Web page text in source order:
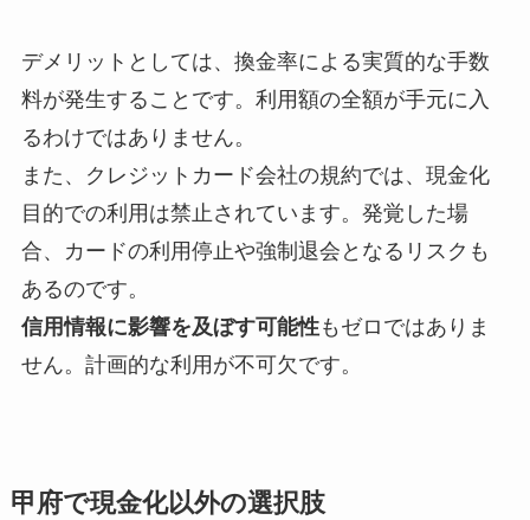
デメリットとしては、換金率による実質的な手数
料が発生することです。利用額の全額が手元に入
るわけではありません。
また、クレジットカード会社の規約では、現金化
目的での利用は禁止されています。発覚した場
合、カードの利用停止や強制退会となるリスクも
あるのです。
信用情報に影響を及ぼす可能性もゼロではありま
せん。計画的な利用が不可欠です。
甲府で現金化以外の選択肢